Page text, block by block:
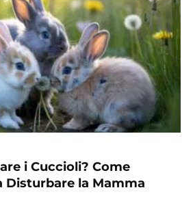
i Cuccioli? Come
Disturbare la Mamma